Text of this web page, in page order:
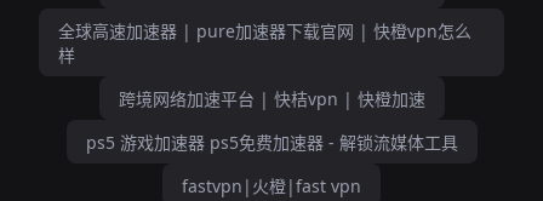
全球高速加速器 | pure加速器下载官网 | 快橙vpn怎么
样
跨境网络加速平台 | 快桔vpn | 快橙加速
ps5 游戏加速器 ps5免费加速器 - 解锁流媒体工具
fastvpn|火橙|fast vpn